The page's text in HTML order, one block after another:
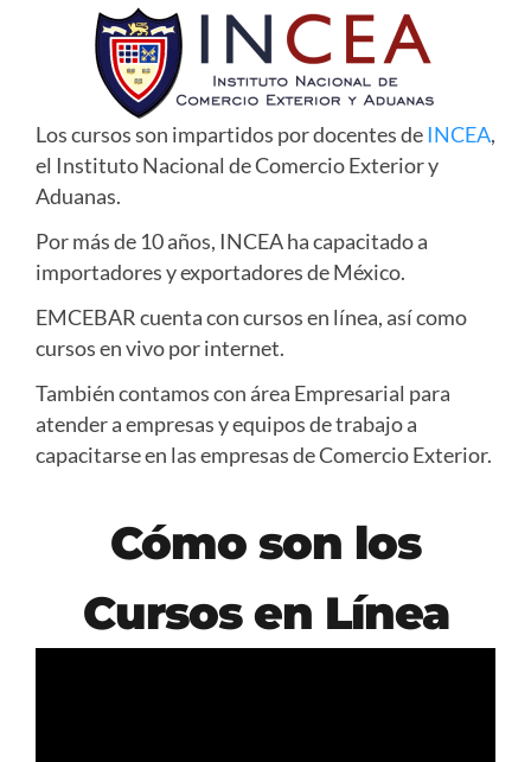
Los cursos son impartidos por docentes deINCEA,
el Instituto Nacional de Comercio Exterior y
Aduanas.
Por más de 10 años, INCEA ha capacitado a
importadores y exportadores de México.
EMCEBAR cuenta con cursos en línea, así como
cursos en vivo por internet.
También contamos con área Empresarial para
atender a empresas y equipos de trabajo a
capacitarse en las empresas de Comercio Exterior.
Cómo son los
Cursos en Línea